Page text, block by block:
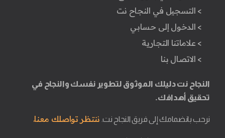
> التسجيل في النجاح نت
> الدخول إلى حسابي
> علاماتنا التجارية
> الاتصال بنا
النجاح نت دليلك الموثوق لتطوير نفسك والنجاح في
تحقيق أهدافك.
نرحب بانضمامك إلى فريق النجاح نت. ننتظر تواصلك معنا.